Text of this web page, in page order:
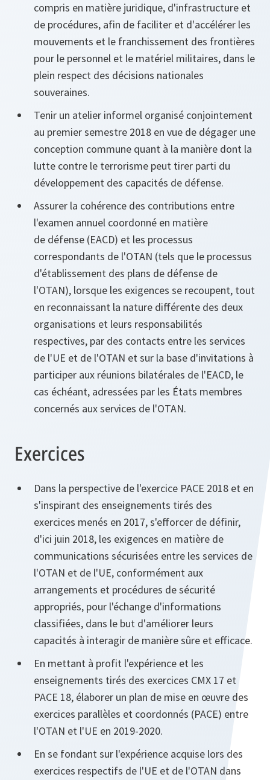
compris en matière juridique, d'infrastructure et
de procédures, afin de faciliter et d'accélérer les
mouvements et le franchissement des frontières
pour le personnel et le matériel militaires, dans le
plein respect des décisions nationales
souveraines.
Tenir un atelier informel organisé conjointement
au premier semestre 2018 en vue de dégager une
conception commune quant à la manière dont la
lutte contre le terrorisme peut tirer parti du
développement des capacités de défense.
Assurer la cohérence des contributions entre
l'examen annuel coordonné en matière
de défense (EACD) et les processus
correspondants de l'OTAN (tels que le processus
d'établissement des plans de défense de
l'OTAN), lorsque les exigences se recoupent, tout
en reconnaissant la nature différente des deux
organisations et leurs responsabilités
respectives, par des contacts entre les services
de l'UE et de l'OTAN et sur la base d'invitations à
participer aux réunions bilatérales de l'EACD, le
cas échéant, adressées par les États membres
concernés aux services de l'OTAN.
Exercices
Dans la perspective de l'exercice PACE 2018 et en
s'inspirant des enseignements tirés des
exercices menés en 2017, s'efforcer de définir,
d'ici juin 2018, les exigences en matière de
communications sécurisées entre les services de
l'OTAN et de l'UE, conformément aux
arrangements et procédures de sécurité
appropriés, pour l'échange d'informations
classifiées, dans le but d'améliorer leurs
capacités à interagir de manière sûre et efficace.
En mettant à profit l'expérience et les
enseignements tirés des exercices CMX 17 et
PACE 18, élaborer un plan de mise en œuvre des
exercices parallèles et coordonnés (PACE) entre
l'OTAN et l'UE en 2019-2020.
En se fondant sur l'expérience acquise lors des
exercices respectifs de l'UE et de l'OTAN dans